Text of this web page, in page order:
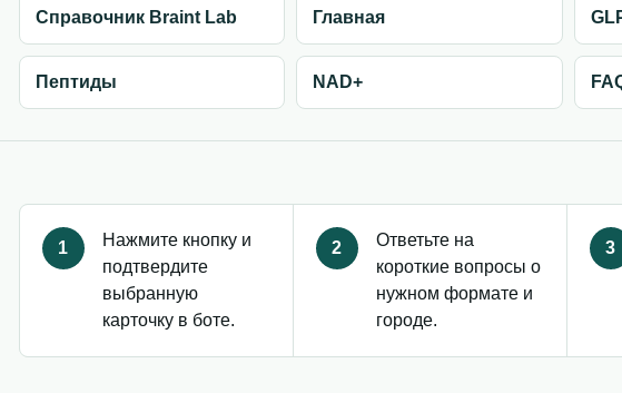
Справочник Braint Lab Главная
Пептиды NAD+
1
Нажмите кнопку и
подтвердите
выбранную
карточку в боте.
2
Ответьте на
короткие вопросы о
нужном формате и
городе.
3